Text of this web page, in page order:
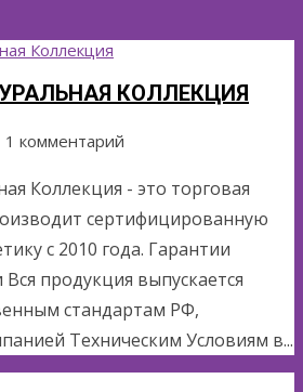
КОЛЛЕКЦИЯ
1 комментарий
Коллекция - это торговая
сертифицированную
с 2010 года. Гарантии
продукция выпускается
стандартам РФ,
Техническим Условиям в...